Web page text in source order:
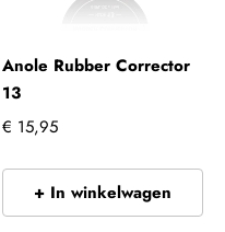
Anole Rubber Corrector
13
€ 15,95
+ In winkelwagen